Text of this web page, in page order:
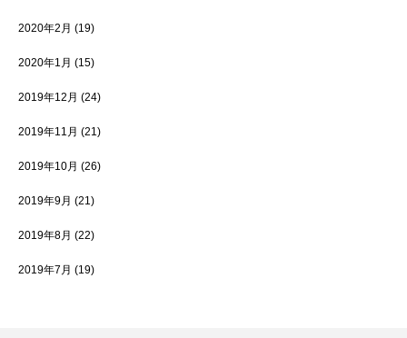
2020年2月 (19)
2020年1月 (15)
2019年12月 (24)
2019年11月 (21)
2019年10月 (26)
2019年9月 (21)
2019年8月 (22)
2019年7月 (19)